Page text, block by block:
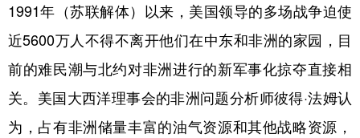
1991年（苏联解体）以来，美国领导的多场战争迫使
近5600万人不得不离开他们在中东和非洲的家园，目
前的难民潮与北约对非洲进行的新军事化掠夺直接相
关。美国大西洋理事会的非洲问题分析师彼得·法姆认
为，占有非洲储量丰富的油气资源和其他战略资源，